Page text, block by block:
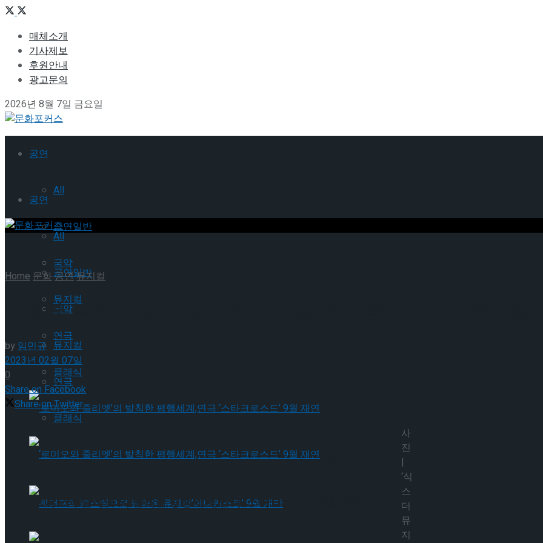
매체소개
기사제보
후원안내
광고문의
2026년 8월 7일 금요일
공연
All
공연일반
국악
뮤지컬
연극
클래식
‘로미오와 줄리엣’의 발칙한 평행세계,연극 ‘스타크로스드’ 9월 재연
공연
All
공연일반
국악
뮤지컬
연극
클래식
‘로미오와 줄리엣’의 발칙한 평행세계,연극 ‘스타크로스드’ 9월 재연
Home문화공연뮤지컬
손승연, 박혜나 출연 ‘식스 더 뮤지컬’ 최초 한국어 공연 캐스팅
by임민규
2023년 02월 07일
0
Share on Facebook
Share on Twitter
사
진
|
‘식
스
더
뮤
지